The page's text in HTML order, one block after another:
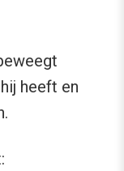
hij heeft en